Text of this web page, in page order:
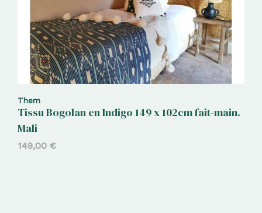
Them
Tissu Bogolan en Indigo 149 x 102cm fait-main.
Mali
149,00 €